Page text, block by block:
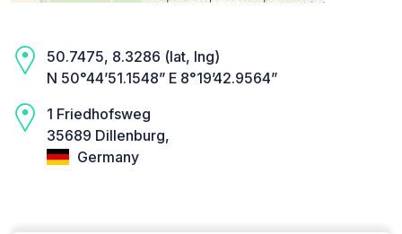
50.7475, 8.3286 (lat, lng)
N 50°44’51.1548” E 8°19’42.9564”
1 Friedhofsweg
35689 Dillenburg,
Germany